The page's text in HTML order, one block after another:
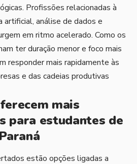
Profissões relacionadas à
artificial, análise de dados e
em ritmo acelerado. Como os
ter duração menor e foco mais
responder mais rapidamente às
e das cadeias produtivas
mais
para estudantes de
estão opções ligadas a